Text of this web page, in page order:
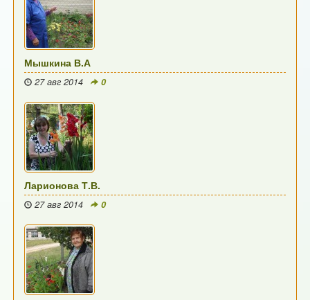
Мышкина В.А
27 авг 2014 0
Ларионова Т.В.
27 авг 2014 0